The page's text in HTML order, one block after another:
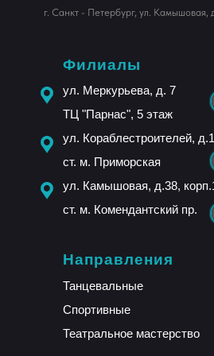
Филиалы
ул. Меркурьева, д. 7
ТЦ "Парнас", 5 этаж
ул. Кораблестроителей,
ст. м. Приморская
ул. Камышовая, д.38,
ст. м. Комендантский пр.
Направления
Танцевальные
Спортивные
Театральное мастерство
г. Санкт - Петербург, ул. Камышовая,